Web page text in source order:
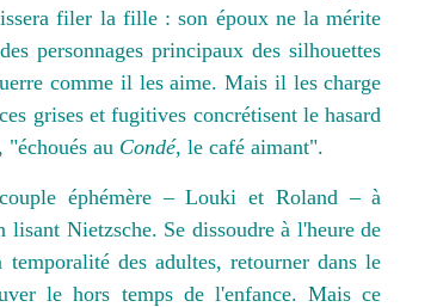
filer la fille : son époux ne la mérite
personnages principaux des silhouettes
comme il les aime. Mais il les charge
grises et fugitives concrétisent le hasard
"échoués au Condé, le café aimant".
éphémère – Louki et Roland – à
Nietzsche. Se dissoudre à l'heure de
des adultes, retourner dans le
le hors temps de l'enfance. Mais ce